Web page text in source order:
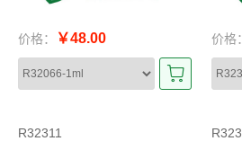
价格： ￥48.00 价格：
R32311